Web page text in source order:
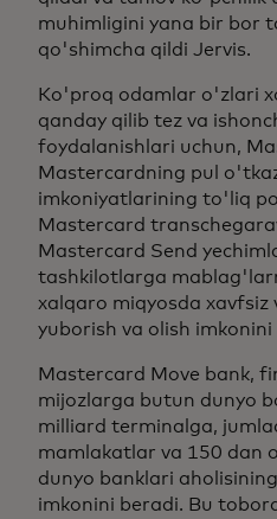
muhimligini yana bir bor
qo'shimcha qildi Jervis.
Ko'proq odamlar o'zlari
qanday qilib tez va
foydalanishlari uchun,
Mastercardning pul
imkoniyatlarining to'liq
Mastercard
Mastercard Send
tashkilotlarga
xalqaro miqyosda xavfsiz
yuborish va olish imkonini
Mastercard Move bank,
mijozlarga butun dunyo
milliard terminalga,
mamlakatlar va 150 dan
dunyo banklari
imkonini beradi. Bu